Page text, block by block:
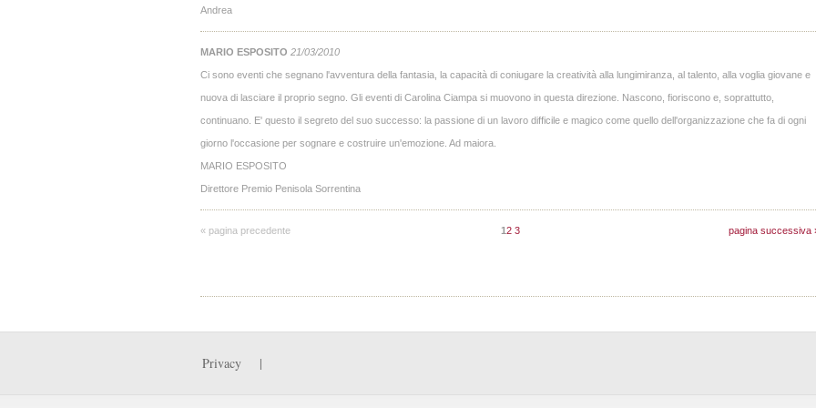
Andrea
MARIO ESPOSITO 21/03/2010
Ci sono eventi che segnano l'avventura della fantasia, la capacità di coniugare la creatività alla lungimiranza, al talento, alla voglia giovane e
nuova di lasciare il proprio segno. Gli eventi di Carolina Ciampa si muovono in questa direzione. Nascono, fioriscono e, soprattutto,
continuano. E' questo il segreto del suo successo: la passione di un lavoro difficile e magico come quello dell'organizzazione che fa di ogni
giorno l'occasione per sognare e costruire un'emozione. Ad maiora.
MARIO ESPOSITO
Direttore Premio Penisola Sorrentina
« pagina precedente 12 3 pagina successiva
Privacy |